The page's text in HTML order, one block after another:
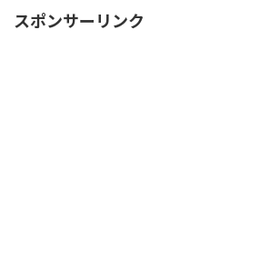
スポンサーリンク